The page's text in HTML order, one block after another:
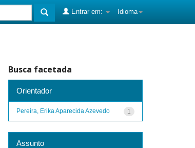
Idioma
Entrar em:
Busca facetada
Orientador
1
Pereira, Erika Aparecida Azevedo
Assunto